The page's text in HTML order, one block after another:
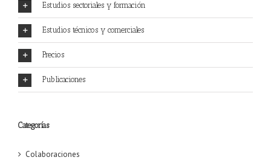
Estudios sectoriales y formación
Estudios técnicos y comerciales
Precios
Publicaciones
Categorías
Colaboraciones